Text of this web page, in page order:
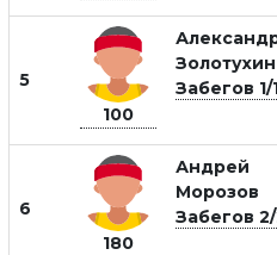
5
100
Золотухин
Забегов 1/
6
180
Андрей
Морозов
Забегов